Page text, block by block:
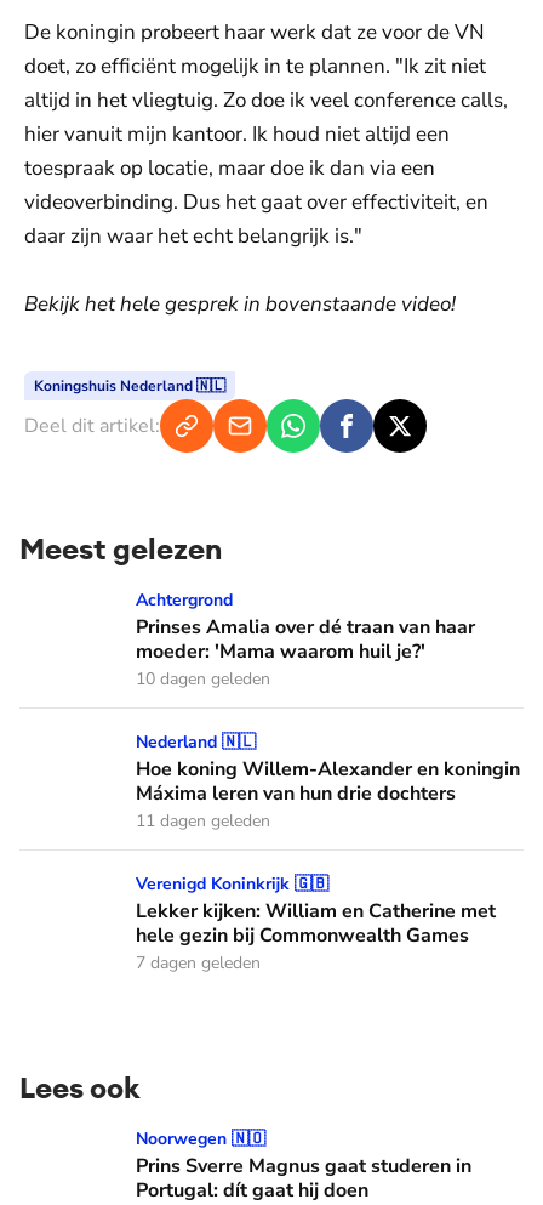
De koningin probeert haar werk dat ze voor de VN
doet, zo efficiënt mogelijk in te plannen. "Ik zit niet
altijd in het vliegtuig. Zo doe ik veel conference calls,
hier vanuit mijn kantoor. Ik houd niet altijd een
toespraak op locatie, maar doe ik dan via een
videoverbinding. Dus het gaat over effectiviteit, en
daar zijn waar het echt belangrijk is."
Bekijk het hele gesprek in bovenstaande video!
Koningshuis Nederland 🇳🇱
Deel dit artikel:
Meest gelezen
Prinses Amalia over dé traan van haar moeder: 'Mama
Achtergrond
Prinses Amalia over dé traan van haar
moeder: 'Mama waarom huil je?'
10 dagen geleden
Hoe koning Willem-Alexander en koningin Máxima leren
Nederland 🇳🇱
Hoe koning Willem-Alexander en koningin
Máxima leren van hun drie dochters
11 dagen geleden
Lekker kijken: William en Catherine met hele gezin bij
Verenigd Koninkrijk 🇬🇧
Lekker kijken: William en Catherine met
hele gezin bij Commonwealth Games
7 dagen geleden
Lees ook
Prins Sverre Magnus gaat studeren in Portugal: dít gaat hij
Noorwegen 🇳🇴
Prins Sverre Magnus gaat studeren in
Portugal: dít gaat hij doen